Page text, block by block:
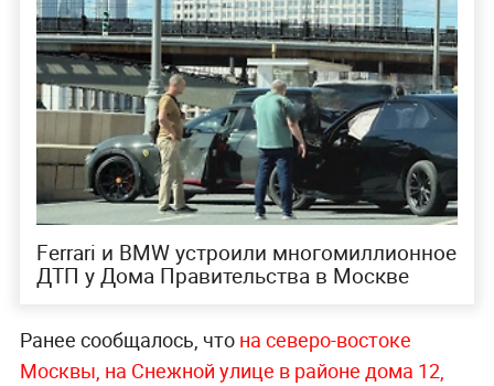
Ferrari и BMW устроили многомиллионное
ДТП у Дома Правительства в Москве
Ранее сообщалось, что на северо-востоке
Москвы, на Снежной улице в районе дома 12,